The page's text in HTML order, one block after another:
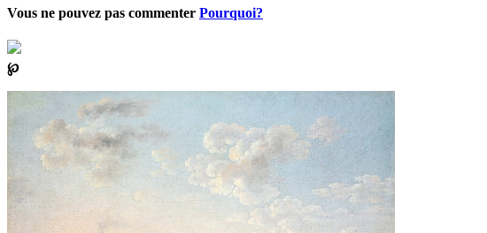
Vous ne pouvez pas commenter Pourquoi?
℘